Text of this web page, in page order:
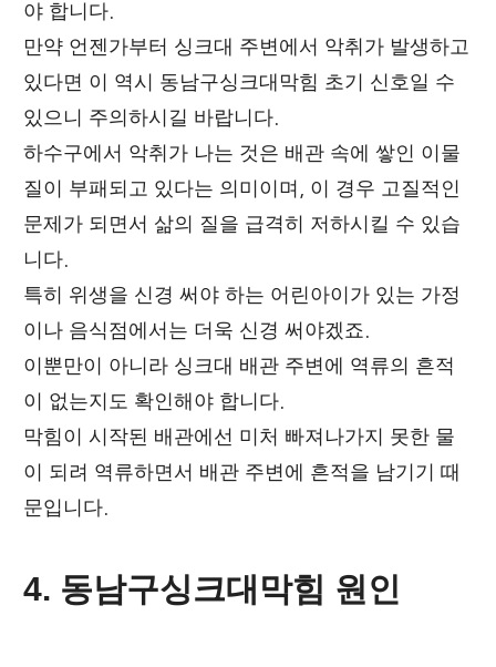
야 합니다.
만약 언젠가부터 싱크대 주변에서 악취가 발생하고
있다면 이 역시 동남구싱크대막힘 초기 신호일 수
있으니 주의하시길 바랍니다.
하수구에서 악취가 나는 것은 배관 속에 쌓인 이물
질이 부패되고 있다는 의미이며, 이 경우 고질적인
문제가 되면서 삶의 질을 급격히 저하시킬 수 있습
니다.
특히 위생을 신경 써야 하는 어린아이가 있는 가정
이나 음식점에서는 더욱 신경 써야겠죠.
이뿐만이 아니라 싱크대 배관 주변에 역류의 흔적
이 없는지도 확인해야 합니다.
막힘이 시작된 배관에선 미처 빠져나가지 못한 물
이 되려 역류하면서 배관 주변에 흔적을 남기기 때
문입니다.
4. 동남구싱크대막힘 원인